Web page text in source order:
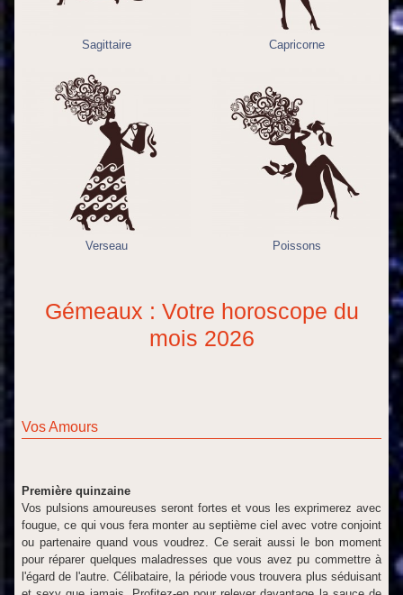
Sagittaire Capricorne
Verseau Poissons
Gémeaux : Votre horoscope du
mois 2026
Vos Amours
Première quinzaine
Vos pulsions amoureuses seront fortes et vous les exprimerez avec
fougue, ce qui vous fera monter au septième ciel avec votre conjoint
ou partenaire quand vous voudrez. Ce serait aussi le bon moment
pour réparer quelques maladresses que vous avez pu commettre à
l'égard de l'autre. Célibataire, la période vous trouvera plus séduisant